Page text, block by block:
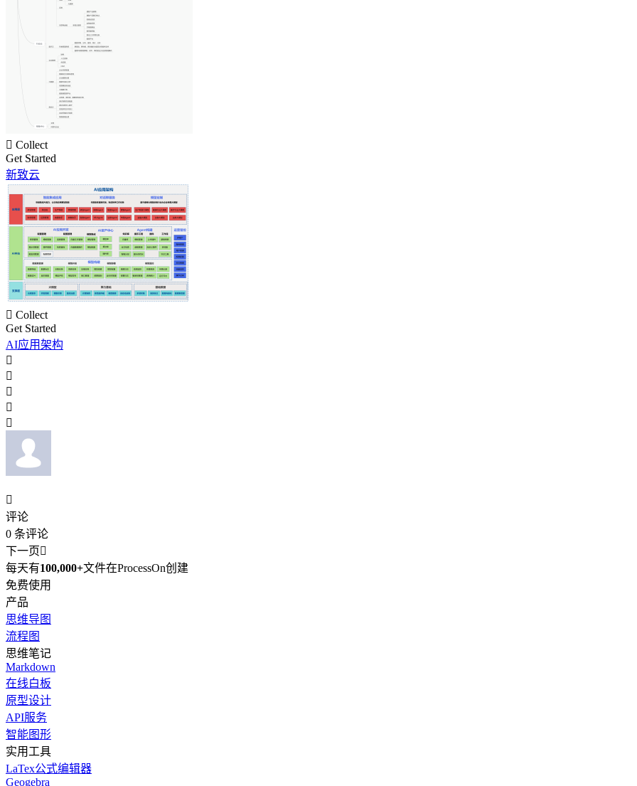
 Collect
Get Started
新致云
 Collect
Get Started
AI应用架构






评论
0 条评论
下一页
每天有100,000+文件在ProcessOn创建
免费使用
产品
思维导图
流程图
思维笔记
Markdown
在线白板
原型设计
API服务
智能图形
实用工具
LaTex公式编辑器
Geogebra